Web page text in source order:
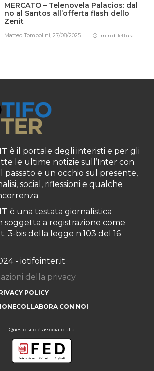
MERCATO – Telenovela Palacios: dal
no al Santos all’offerta flash dello
Zenit
Matteo Tombolini,27/08/2025 1 min di lettura
è il portale degli interisti e per gli
le ultime notizie sull’Inter con
passato e un occhio sul presente,
social, riflessioni e qualche
è una testata giornalistica
soggetta a registrazione come
3-bis della legge n.103 del 16
- iotifointer.it
della privacy
POLICY
COLLABORA CON NOI
Questo sito è associato alla